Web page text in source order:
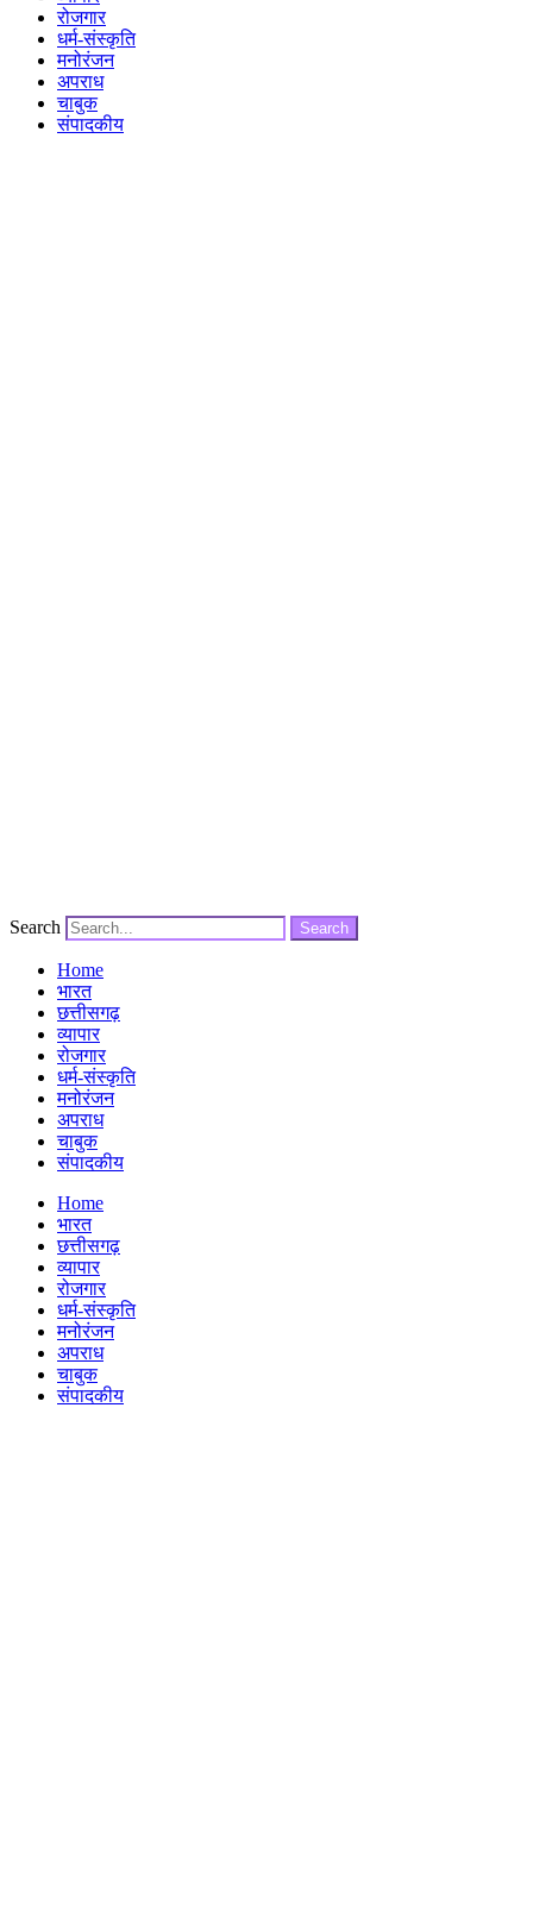
रोजगार
धर्म-संस्कृति
मनोरंजन
अपराध
चाबुक
संपादकीय
Search Search
Home
भारत
छत्तीसगढ़
व्यापार
रोजगार
धर्म-संस्कृति
मनोरंजन
अपराध
चाबुक
संपादकीय
Menu
Home
भारत
छत्तीसगढ़
व्यापार
रोजगार
धर्म-संस्कृति
मनोरंजन
अपराध
चाबुक
संपादकीय